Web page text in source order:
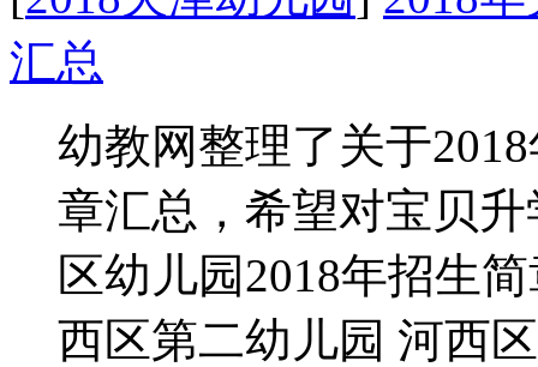
汇总
幼教网整理了关于
章汇总，希望对宝贝
区幼儿园2018年招生
西区第二幼儿园 河西